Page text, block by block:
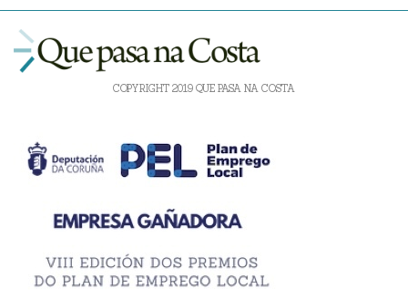
COPYRIGHT 2019 QUE PASA NA COSTA